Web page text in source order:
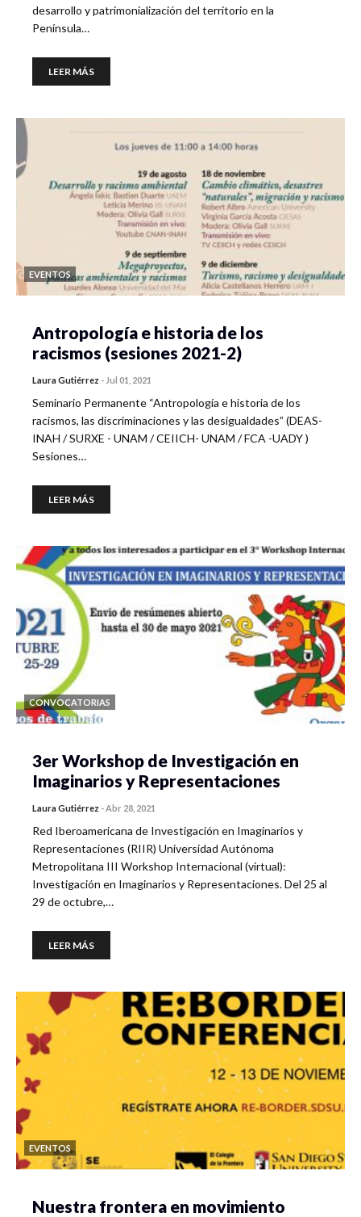
desarrollo y patrimonialización del territorio en la
Península…
LEER MÁS
EVENTOS
Antropología e historia de los
racismos (sesiones 2021-2)
Laura Gutiérrez - Jul 01, 2021
Seminario Permanente “Antropología e historia de los
racismos, las discriminaciones y las desigualdades” (DEAS-
INAH / SURXE - UNAM / CEIICH- UNAM / FCA -UADY )
Sesiones…
LEER MÁS
CONVOCATORIAS
3er Workshop de Investigación en
Imaginarios y Representaciones
Laura Gutiérrez -Abr 28, 2021
Red Iberoamericana de Investigación en Imaginarios y
Representaciones (RIIR) Universidad Autónoma
Metropolitana III Workshop Internacional (virtual):
Investigación en Imaginarios y Representaciones. Del 25 al
29 de octubre,…
LEER MÁS
EVENTOS
Nuestra frontera en movimiento